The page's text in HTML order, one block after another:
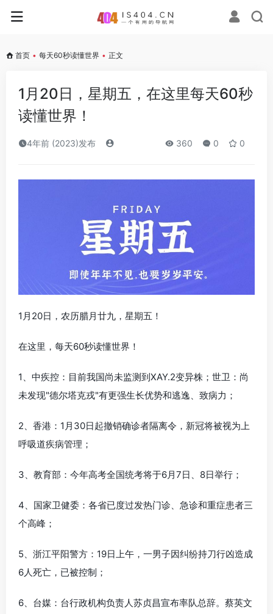
首页 • 每天60秒读懂世界 • 正文
1月20日，星期五，在这里每天60秒
读懂世界！
4年前 (2023)发布 360 0 0
1月20日，农历腊月廿九，星期五！
在这里，每天60秒读懂世界！
1、中疾控：目前我国尚未监测到XAY.2变异株；世卫：尚
未发现"德尔塔克戎"有更强生长优势和逃逸、致病力；
2、香港：1月30日起撤销确诊者隔离令，新冠将被视为上
呼吸道疾病管理；
3、教育部：今年高考全国统考将于6月7日、8日举行；
4、国家卫健委：各省已度过发热门诊、急诊和重症患者三
个高峰；
5、浙江平阳警方：19日上午，一男子因纠纷持刀行凶造成
6人死亡，已被控制；
6、台媒：台行政机构负责人苏贞昌宣布率队总辞。蔡英文